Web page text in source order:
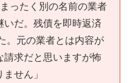
ったく別の名前の業者
いだ。残債を即時返済
。元の業者とは内容が
請求だと思いますが怖
せん」